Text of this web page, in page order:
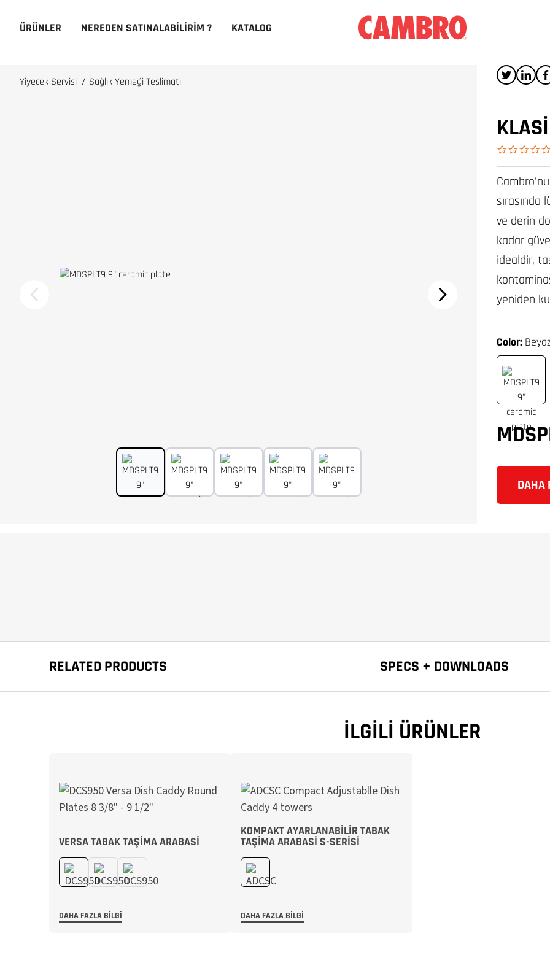
ÜRÜNLER NEREDEN SATINALABILIRIM ? KATALOG
Yiyecek Servisi / Sağlık Yemeği Teslimatı
Color:
DAHA
sırasında
ve derin
kadar
idealdir,
yeniden
RELATED PRODUCTS SPECS + DOWNLOADS
İLGILI ÜRÜNLER
VERSA TABAK TAŞIMA ARABASI
DAHA FAZLA BILGI
KOMPAKT AYARLANABILIR TABAK
TAŞIMA ARABASI S-SERISI
DAHA FAZLA BILGI